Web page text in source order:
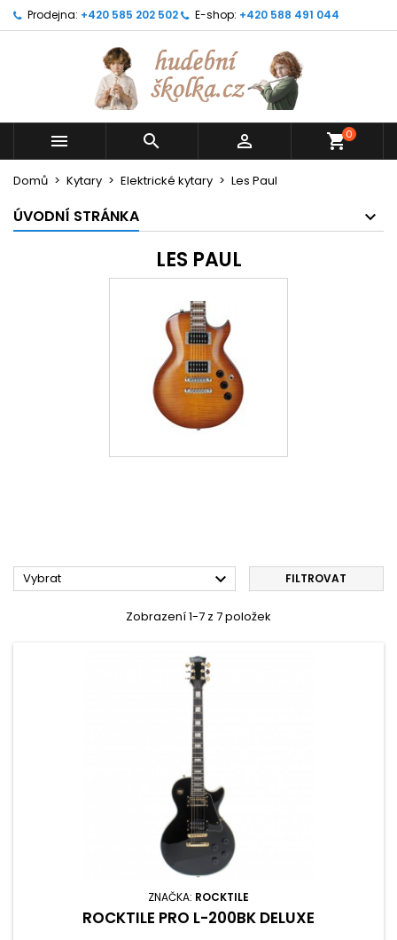
Prodejna: +420 585 202 502 E-shop: +420 588 491 044
   shopping_cart0
Domů Kytary Elektrické kytary Les Paul
ÚVODNÍ STRÁNKA
LES PAUL
Vybrat  FILTROVAT
Zobrazení 1-7 z 7 položek
ZNAČKA: ROCKTILE
ROCKTILE PRO L-200BK DELUXE